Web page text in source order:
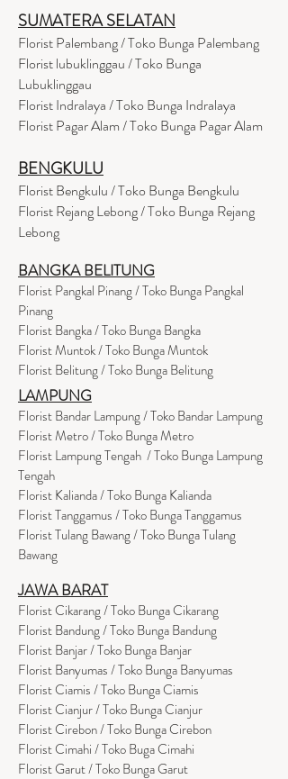
SUMATERA SELATAN
Florist Palembang / Toko Bunga Palembang
Florist lubuklinggau / Toko Bunga
Lubuklinggau
Florist Indralaya / Toko Bunga Indralaya
Florist Pagar Alam / Toko Bunga Pagar Alam
BENGKULU
Florist Bengkulu / Toko Bunga Bengkulu
Florist Rejang Lebong / Toko Bunga Rejang
Lebong
BANGKA BELITUNG
Florist Pangkal Pinang / Toko Bunga Pangkal
Pinang
Florist Bangka / Toko Bunga Bangka
Florist Muntok / Toko Bunga Muntok
Florist Belitung / Toko Bunga Belitung
LAMPUNG
Florist Bandar Lampung / Toko Bandar Lampung
Florist Metro / Toko Bunga Metro
Florist Lampung Tengah / Toko Bunga Lampung
Tengah
Florist Kalianda / Toko Bunga Kalianda
Florist Tanggamus / Toko Bunga Tanggamus
Florist Tulang Bawang / Toko Bunga Tulang
Bawang
JAWA BARAT
Florist Cikarang/ Toko Bunga Cikarang
Florist Bandung / Toko Bunga Bandung
Florist Banjar / Toko Bunga Banjar
Florist Banyumas / Toko Bunga Banyumas
Florist Ciamis / Toko Bunga Ciamis
Florist Cianjur / Toko Bunga Cianjur
Florist Cirebon / Toko Bunga Cirebon
Florist Cimahi / Toko Buga Cimahi
Florist Garut / Toko Bunga Garut